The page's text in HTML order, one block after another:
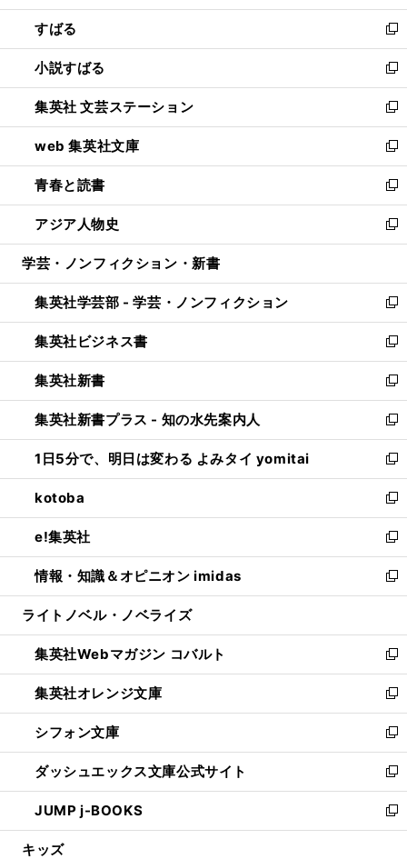
開
く
ウ
で
開
く
ン
ド
ウ
で
開
く
すばる
新
し
い
ウ
ィ
ン
ド
ウ
で
開
く
小説すばる
新
し
い
ウ
ィ
ン
ド
ウ
で
開
集英社 文芸ステーション
新
し
い
ウ
ィ
ン
ド
ウ
開
く
web 集英社文庫
新
し
い
ウ
ィ
ン
ウ
で
開
く
青春と読書
新
し
い
ウ
ン
ド
ウ
で
開
く
アジア人物史
新
し
ウ
ィ
ン
ド
ウ
で
開
く
学芸・ノンフィクション・新書
集英社学芸部 - 学芸・ノンフィクション
新
し
い
ウ
ィ
ン
ド
ウ
で
開
く
集英社ビジネス書
新
し
い
ウ
ィ
ン
ド
ウ
で
開
く
集英社新書
新
し
い
ウ
ィ
ン
ド
ウ
で
開
く
集英社新書プラス - 知の水先案内人
新
し
い
ウ
ィ
ン
ド
ウ
で
開
1日5分で、明日は変わる よみタイ yomitai
新
し
い
ウ
ィ
ン
ド
ウ
開
く
kotoba
新
し
い
ウ
ィ
ン
ウ
で
開
く
e!集英社
新
し
い
ウ
ン
ド
ウ
で
開
く
情報・知識＆オピニオン imidas
新
し
ウ
ィ
ン
ド
ウ
で
開
く
ライトノベル・ノベライズ
集英社Webマガジン コバルト
新
し
い
ウ
ィ
ン
ド
ウ
で
開
集英社オレンジ文庫
新
し
い
ウ
ィ
ン
ド
ウ
シフォン文庫
新
し
い
ウ
ィ
ン
ダッシュエックス文庫公式サイト
新
し
い
ウ
JUMP j-BOOKS
新
し
キッズ